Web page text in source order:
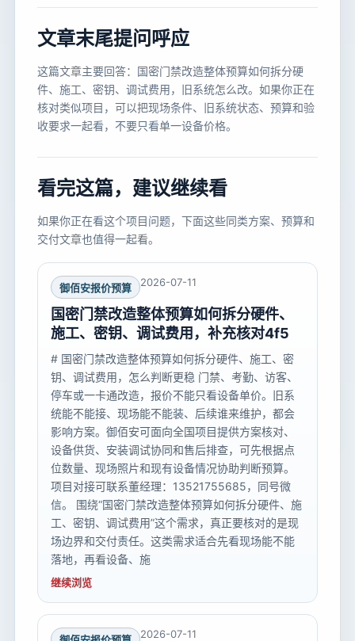
文章末尾提问呼应
这篇文章主要回答：国密门禁改造整体预算如何拆分硬
件、施工、密钥、调试费用，旧系统怎么改。如果你正在
核对类似项目，可以把现场条件、旧系统状态、预算和验
收要求一起看，不要只看单一设备价格。
看完这篇，建议继续看
如果你正在看这个项目问题，下面这些同类方案、预算和
交付文章也值得一起看。
御佰安报价预算 2026-07-11
国密门禁改造整体预算如何拆分硬件、
施工、密钥、调试费用，补充核对4f5
# 国密门禁改造整体预算如何拆分硬件、施工、密
钥、调试费用，怎么判断更稳 门禁、考勤、访客、
停车或一卡通改造，报价不能只看设备单价。旧系
统能不能接、现场能不能装、后续谁来维护，都会
影响方案。御佰安可面向全国项目提供方案核对、
设备供货、安装调试协同和售后排查，可先根据点
位数量、现场照片和现有设备情况协助判断预算。
项目对接可联系董经理：13521755685，同号微
信。 围绕“国密门禁改造整体预算如何拆分硬件、施
工、密钥、调试费用”这个需求，真正要核对的是现
场边界和交付责任。这类需求适合先看现场能不能
落地，再看设备、施
继续浏览
2026-07-11